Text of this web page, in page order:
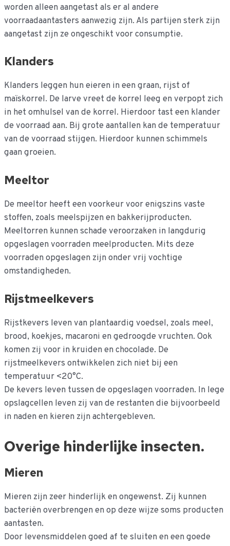
worden alleen aangetast als er al andere
voorraadaantasters aanwezig zijn. Als partijen sterk zijn
aangetast zijn ze ongeschikt voor consumptie.
Klanders
Klanders leggen hun eieren in een graan, rijst of
maïskorrel. De larve vreet de korrel leeg en verpopt zich
in het omhulsel van de korrel. Hierdoor tast een klander
de voorraad aan. Bij grote aantallen kan de temperatuur
van de voorraad stijgen. Hierdoor kunnen schimmels
gaan groeien.
Meeltor
De meeltor heeft een voorkeur voor enigszins vaste
stoffen, zoals meelspijzen en bakkerijproducten.
Meeltorren kunnen schade veroorzaken in langdurig
opgeslagen voorraden meelproducten. Mits deze
voorraden opgeslagen zijn onder vrij vochtige
omstandigheden.
Rijstmeelkevers
Rijstkevers leven van plantaardig voedsel, zoals meel,
brood, koekjes, macaroni en gedroogde vruchten. Ook
komen zij voor in kruiden en chocolade. De
rijstmeelkevers ontwikkelen zich niet bij een
temperatuur <20°C.
De kevers leven tussen de opgeslagen voorraden. In lege
opslagcellen leven zij van de restanten die bijvoorbeeld
in naden en kieren zijn achtergebleven.
Overige hinderlijke insecten.
Mieren
Mieren zijn zeer hinderlijk en ongewenst. Zij kunnen
bacteriën overbrengen en op deze wijze soms producten
aantasten.
Door levensmiddelen goed af te sluiten en een goede